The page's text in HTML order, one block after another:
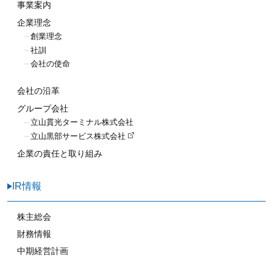
事業案内
企業理念
創業理念
社訓
会社の使命
会社の沿革
グループ会社
立山貫光ターミナル株式会社
立山黒部サービス株式会社
企業の責任と取り組み
IR情報
株主総会
財務情報
中期経営計画